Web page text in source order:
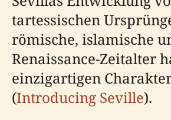
tartessischen
römische, islamische
Renaissance-Zeitalter
einzigartigen
(Introducing Seville).